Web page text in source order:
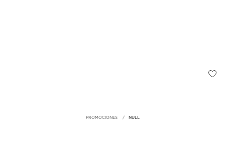
PROMOCIONES NULL